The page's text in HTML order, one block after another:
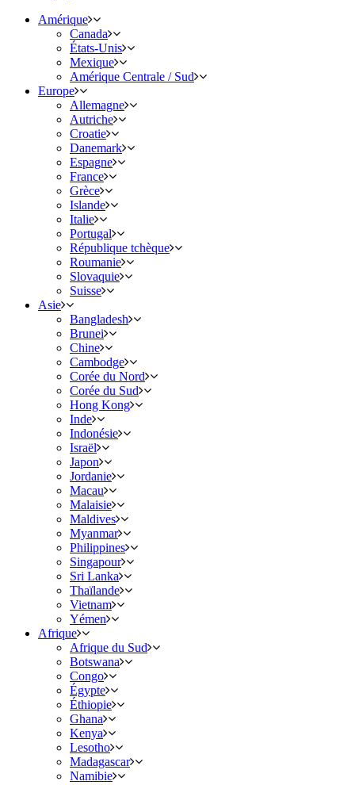
Amérique
Canada
États-Unis
Mexique
Amérique Centrale / Sud
Europe
Allemagne
Autriche
Croatie
Danemark
Espagne
France
Grèce
Islande
Italie
Portugal
République tchèque
Roumanie
Slovaquie
Suisse
Asie
Bangladesh
Brunei
Chine
Cambodge
Corée du Nord
Corée du Sud
Hong Kong
Inde
Indonésie
Israël
Japon
Jordanie
Macau
Malaisie
Maldives
Myanmar
Philippines
Singapour
Sri Lanka
Thaïlande
Vietnam
Yémen
Afrique
Afrique du Sud
Botswana
Congo
Égypte
Éthiopie
Ghana
Kenya
Lesotho
Madagascar
Namibie